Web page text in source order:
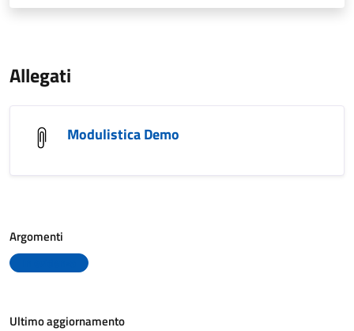
Allegati
Modulistica Demo
Argomenti
Ultimo aggiornamento